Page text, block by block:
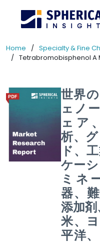
Home
Specialty & Fine
Tetrabromobisphenol A
世界
ェノ
ェア
析、
ド、
ケー
ミネ
器、
添加
米、
平洋